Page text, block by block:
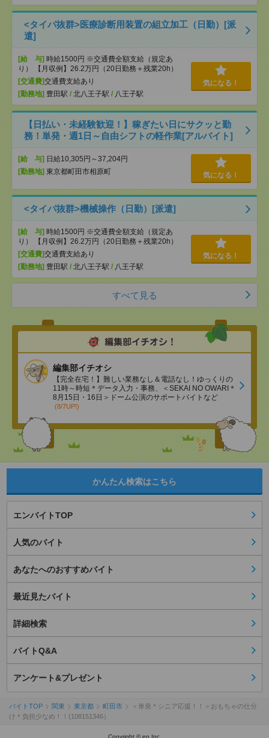
<タイパ抜群>医療診断用装置の組立加工（日勤）[派
遣]
[給 与] 時給1500円 ※交通費全額支給（規定あ
り） 【月収例】26.2万円（20日勤務＋残業20h）
[交通費]交通費支給あり
[勤務地] 豊田駅 / 北八王子駅 / 八王子駅
気になる！
【日払い・未経験歓迎！】稼ぎたい日にサクッと勤
務！単発・週1日～自由シフトの軽作業[アルバイト]
[給 与] 日給10,305円～37,204円
[勤務地] 東京都町田市相原町 気になる！
<タイパ抜群>機械操作（日勤）[派遣]
[給 与] 時給1500円 ※交通費全額支給（規定あ
り） 【月収例】26.2万円（20日勤務＋残業20h）
[交通費]交通費支給あり
[勤務地] 豊田駅 / 北八王子駅 / 八王子駅
気になる！
すべて見る
編集部イチオシ
【完全在宅！】難しい業務なし＆電話なし！ゆっくりの
11時～時短＊データ入力・事務、＜SEKAI NO OWARI＊
8月15日・16日＞ドーム公演のサポートバイトなど
(8/7UP!)
かんたん検索はこちら
エンバイトTOP
人気のバイト
あなたへのおすすめバイト
最近見たバイト
詳細検索
バイトQ&A
アンケート&プレゼント
バイトTOP 関東 東京都 町田市
＜単発＊シニア応援！！＞おもちゃの仕分
け＊負担少なめ！！(108151346）
Copyright © en Inc.